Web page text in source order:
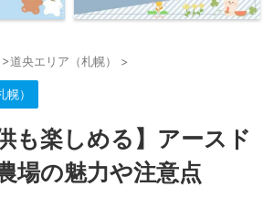
>道央エリア（札幌） >
）
も楽しめる】アースド
場の魅力や注意点